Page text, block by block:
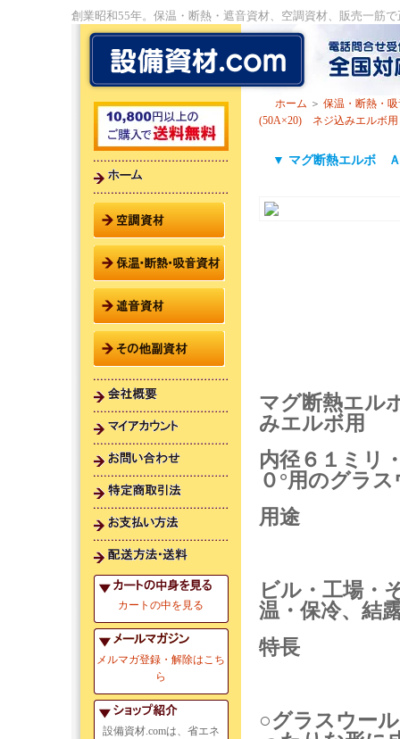
創業昭和55年。保温・断熱・遮音資材、空調資材、販売一筋
カートの中を見る
メルマガ登録・解除はこち
ら
設備資材.comは、省エネ
ホーム ＞ 保温・断熱・
(50A×20) ネジ込みエルボ用
▼ マグ断熱エルボ
マグ断熱エ
みエルボ用
内径６１ミリ
０°用のグラ
用途
ビル・工場・
温・保冷、結
特長
○グラスウー